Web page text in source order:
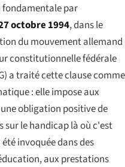
fondamentale par
octobre 1994, dans le
du mouvement allemand
constitutionnelle fédérale
a traité cette clause comme
: elle impose aux
obligation positive de
sur le handicap là où c'est
invoquée dans des
aux prestations